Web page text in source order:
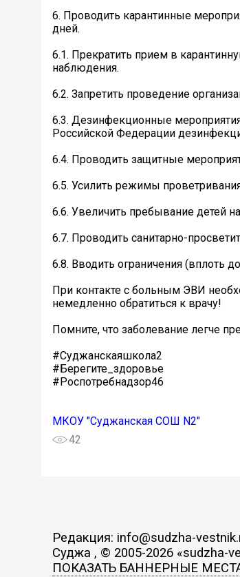
6. Проводить карантинные
дней.
6.1. Прекратить прием в
наблюдения.
6.2. Запретить проведение
6.3. Дезинфекционные
Российской Федерации
6.4. Проводить защитные
6.5. Усилить режимы
6.6. Увеличить пребывание детей
6.7. Проводить санитарно-
6.8. Вводить ограничения (вплоть
При контакте с больным ЭВИ
немедленно обратиться к врачу!
Помните, что заболевание легче
#Суджанскаяшкола2
#Берегите_здоровье
#Роспотребнадзор46
МКОУ "Суджанская СОШ N2"
42
Редакция: info@sudzha-
Суджа , © 2005-2026 «sudzha-
ПОКАЗАТЬ БАННЕРНЫЕ